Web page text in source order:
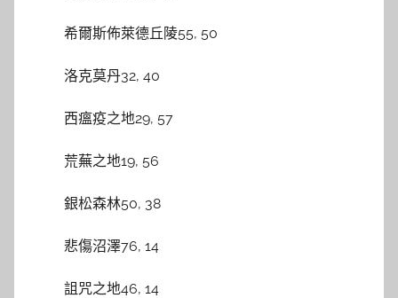
希爾斯佈萊德丘陵55, 50
洛克莫丹32, 40
西瘟疫之地29, 57
荒蕪之地19, 56
銀松森林50, 38
悲傷沼澤76, 14
詛咒之地46, 14